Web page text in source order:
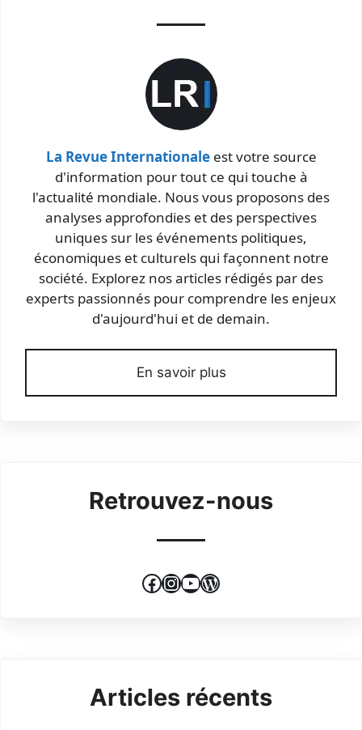
La Revue Internationaleest votre source
d'information pour tout ce qui touche à
l'actualité mondiale. Nous vous proposons des
analyses approfondies et des perspectives
uniques sur les événements politiques,
économiques et culturels qui façonnent notre
société. Explorez nos articles rédigés par des
experts passionnés pour comprendre les enjeux
d'aujourd'hui et de demain.
En savoir plus
Retrouvez-nous
Facebook
Instagram
YouTube
WordPress
Articles récents